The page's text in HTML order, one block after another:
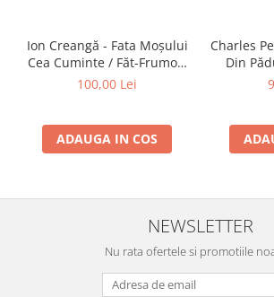
Ion Creangă - Fata Moșului
Cea Cuminte / Făt-Frumos,
Voinicul Codrului , (Casetă
100,00 Lei
ADAUGA IN COS
Charles
Din
NEWSLETTER
Nu rata ofertele si promotiile